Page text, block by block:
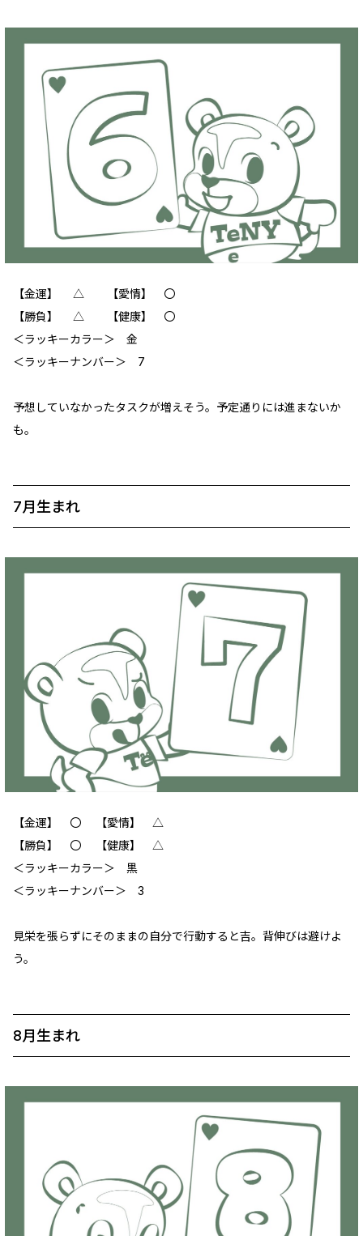
【金運】 △ 【愛情】 〇
【勝負】 △ 【健康】 〇
＜ラッキーカラー＞ 金
＜ラッキーナンバー＞ 7
予想していなかったタスクが増えそう。予定通りには進まないか
も。
7月生まれ
【金運】 〇 【愛情】 ‪△
【勝負】 〇 【健康】 △
＜ラッキーカラー＞ 黒
＜ラッキーナンバー＞ 3
見栄を張らずにそのままの自分で行動すると吉。背伸びは避けよ
う。
8月生まれ